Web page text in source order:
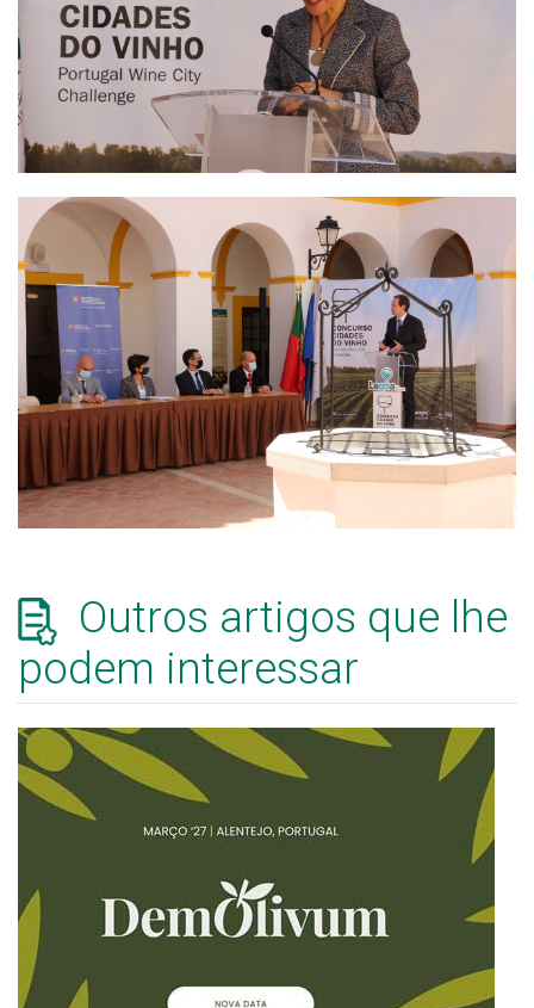
Outros artigos que lhe
podem interessar